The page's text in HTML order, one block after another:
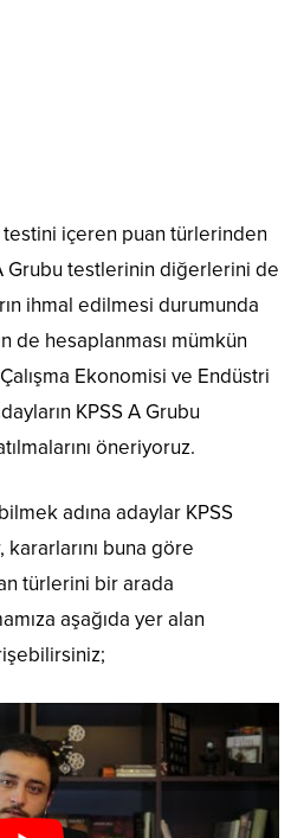
testini içeren puan türlerinden
Grubu testlerinin diğerlerini de
ihmal edilmesi durumunda
de hesaplanması mümkün
Ekonomisi ve Endüstri
KPSS A Grubu
öneriyoruz.
adına adaylar KPSS
buna göre
türlerini bir arada
aşağıda yer alan